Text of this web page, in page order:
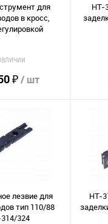
для
в кросс,
₽/ шт
HT-
лезвие для
тип 110/88
324
HT-